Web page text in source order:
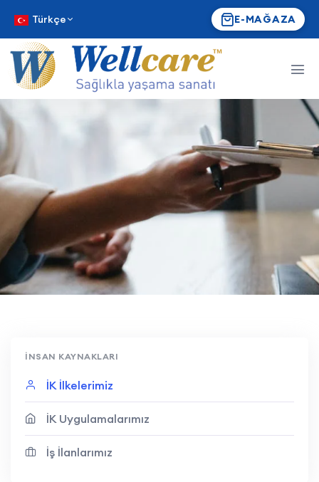
Türkçe E-MAĞAZA
İNSAN KAYNAKLARI
İK İlkelerimiz
İK Uygulamalarımız
İş İlanlarımız